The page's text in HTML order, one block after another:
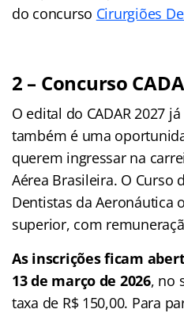
do concurso Cirurgiões
2 – Concurso
O edital do CADAR 2027
também é uma
querem ingressar na
Aérea Brasileira. O Curso
Dentistas da Aeronáutica
superior, com
As inscrições ficam
13 de março de 2026, no
taxa de R$ 150,00. Para